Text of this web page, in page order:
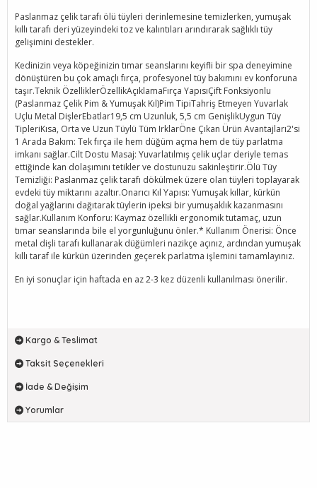
Paslanmaz çelik tarafı ölü tüyleri derinlemesine temizlerken, yumuşak
kıllı tarafı deri yüzeyindeki toz ve kalıntıları arındırarak sağlıklı tüy
gelişimini destekler.
Kedinizin veya köpeğinizin tımar seanslarını keyifli bir spa deneyimine
dönüştüren bu çok amaçlı fırça, profesyonel tüy bakımını ev konforuna
taşır.Teknik ÖzelliklerÖzellikAçıklamaFırça YapısıÇift Fonksiyonlu
(Paslanmaz Çelik Pim & Yumuşak Kıl)Pim TipiTahriş Etmeyen Yuvarlak
Uçlu Metal DişlerEbatlar19,5 cm Uzunluk, 5,5 cm GenişlikUygun Tüy
TipleriKısa, Orta ve Uzun Tüylü Tüm IrklarÖne Çıkan Ürün Avantajları2'si
1 Arada Bakım: Tek fırça ile hem düğüm açma hem de tüy parlatma
imkanı sağlar.Cilt Dostu Masaj: Yuvarlatılmış çelik uçlar deriyle temas
ettiğinde kan dolaşımını tetikler ve dostunuzu sakinleştirir.Ölü Tüy
Temizliği: Paslanmaz çelik tarafı dökülmek üzere olan tüyleri toplayarak
evdeki tüy miktarını azaltır.Onarıcı Kıl Yapısı: Yumuşak kıllar, kürkün
doğal yağlarını dağıtarak tüylerin ipeksi bir yumuşaklık kazanmasını
sağlar.Kullanım Konforu: Kaymaz özellikli ergonomik tutamaç, uzun
tımar seanslarında bile el yorgunluğunu önler.* Kullanım Önerisi: Önce
metal dişli tarafı kullanarak düğümleri nazikçe açınız, ardından yumuşak
kıllı taraf ile kürkün üzerinden geçerek parlatma işlemini tamamlayınız.
En iyi sonuçlar için haftada en az 2-3 kez düzenli kullanılması önerilir.
Kargo & Teslimat
Taksit Seçenekleri
İade & Değişim
Yorumlar